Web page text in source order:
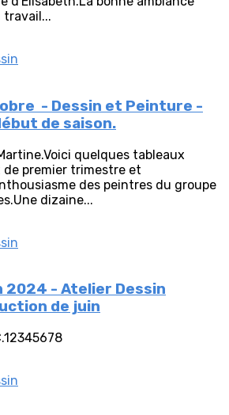
travail...
- Dessin et Peinture -
de saison.
quelques tableaux
de premier trimestre et
des peintres du groupe
dizaine...
2024 - Atelier Dessin
de juin